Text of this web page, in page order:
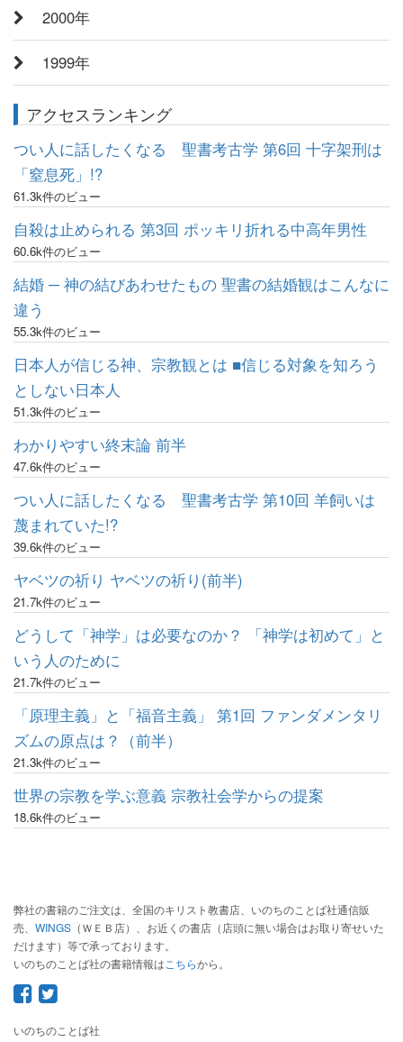
2000年
1999年
アクセスランキング
つい人に話したくなる 聖書考古学 第6回 十字架刑は
「窒息死」!?
61.3k件のビュー
自殺は止められる 第3回 ポッキリ折れる中高年男性
60.6k件のビュー
結婚 ─ 神の結びあわせたもの 聖書の結婚観はこんなに
違う
55.3k件のビュー
日本人が信じる神、宗教観とは ■信じる対象を知ろう
としない日本人
51.3k件のビュー
わかりやすい終末論 前半
47.6k件のビュー
つい人に話したくなる 聖書考古学 第10回 羊飼いは
蔑まれていた!?
39.6k件のビュー
ヤベツの祈り ヤベツの祈り(前半)
21.7k件のビュー
どうして「神学」は必要なのか？ 「神学は初めて」と
いう人のために
21.7k件のビュー
「原理主義」と「福音主義」 第1回 ファンダメンタリ
ズムの原点は？（前半）
21.3k件のビュー
世界の宗教を学ぶ意義 宗教社会学からの提案
18.6k件のビュー
弊社の書籍のご注文は、全国のキリスト教書店、いのちのことば社通信販
売、 WINGS （ＷＥＢ店）、お近くの書店（店頭に無い場合はお取り寄せいた
だけます）等で承っております。
いのちのことば社の書籍情報は こちらから。
いのちのことば社